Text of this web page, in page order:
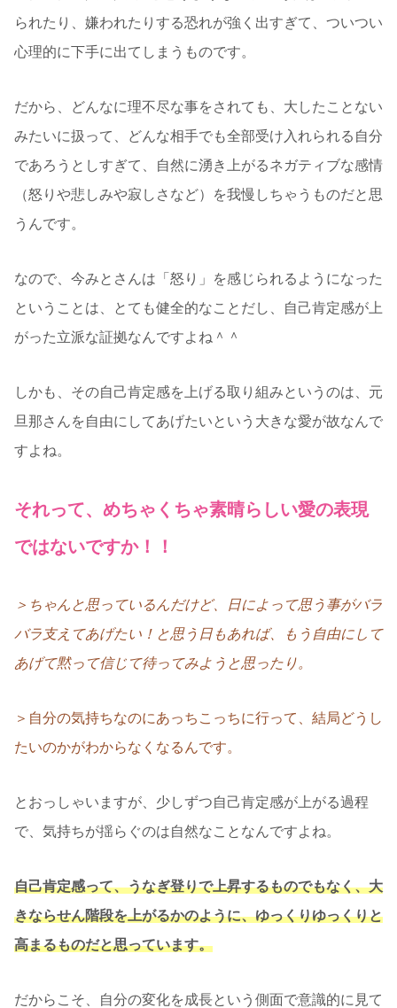
られたり、嫌われたりする恐れが強く出すぎて、ついつい
心理的に下手に出てしまうものです。
だから、どんなに理不尽な事をされても、大したことない
みたいに扱って、どんな相手でも全部受け入れられる自分
であろうとしすぎて、自然に湧き上がるネガティブな感情
（怒りや悲しみや寂しさなど）を我慢しちゃうものだと思
うんです。
なので、今みとさんは「怒り」を感じられるようになった
ということは、とても健全的なことだし、自己肯定感が上
がった立派な証拠なんですよね＾＾
しかも、その自己肯定感を上げる取り組みというのは、元
旦那さんを自由にしてあげたいという大きな愛が故なんで
すよね。
それって、めちゃくちゃ素晴らしい愛の表現
ではないですか！！
＞ちゃんと思っているんだけど、日によって思う事がバラ
バラ支えてあげたい！と思う日もあれば、もう自由にして
あげて黙って信じて待ってみようと思ったり。
＞自分の気持ちなのにあっちこっちに行って、結局どうし
たいのかがわからなくなるんです。
とおっしゃいますが、少しずつ自己肯定感が上がる過程
で、気持ちが揺らぐのは自然なことなんですよね。
自己肯定感って、うなぎ登りで上昇するものでもなく、大
きならせん階段を上がるかのように、ゆっくりゆっくりと
高まるものだと思っています。
だからこそ、自分の変化を成長という側面で意識的に見て